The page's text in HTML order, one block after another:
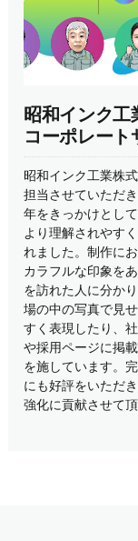
昭和インク工
コーポレー
昭和インク工業株
担当させていただ
年をきっかけとし
より理解されやす
れました。制作に
カラフルな印象を
を訪れた人に分か
場の中の写真で見
すく表現したり、
や採用ページに掲
を施しています。
にも好評をいただ
強化に貢献させて